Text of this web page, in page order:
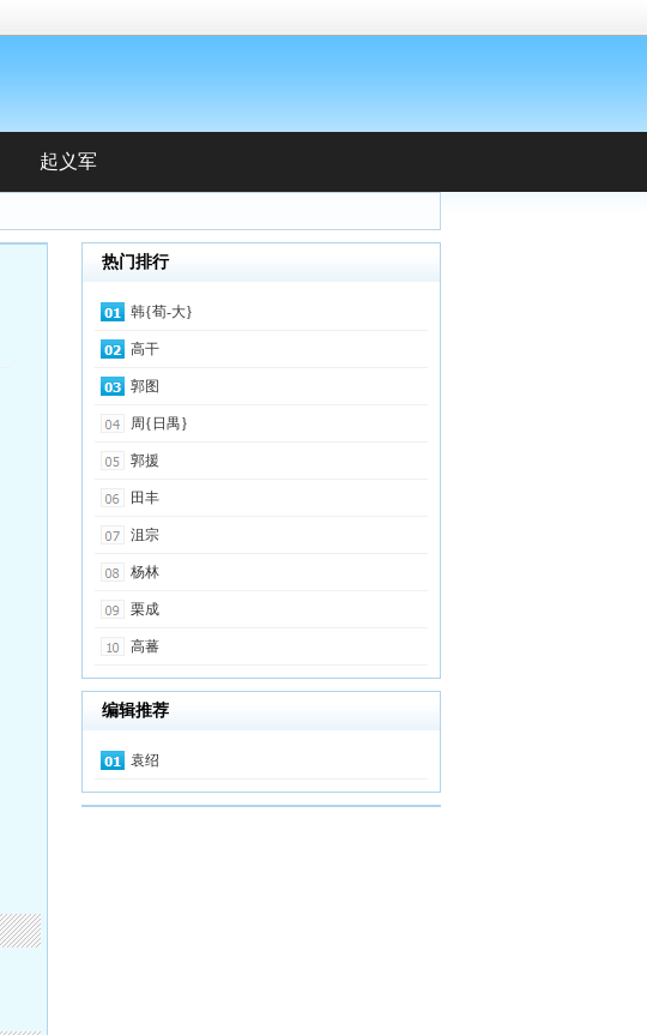
起义军
热门排行
韩{荀-大}
高干
郭图
周{日禺}
郭援
田丰
沮宗
杨林
栗成
高蕃
编辑推荐
袁绍